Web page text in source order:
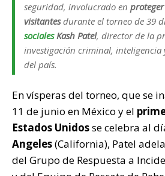
seguridad, involucrado en
visitantesdurante el torneo de 39
sociales Kash Patel, director de la
investigación criminal, inteligencia
del país.
En vísperas del torneo, que se
11 de junio en México y el
Estados Unidosse celebra al
Angeles(California), Patel
del Grupo de Respuesta a